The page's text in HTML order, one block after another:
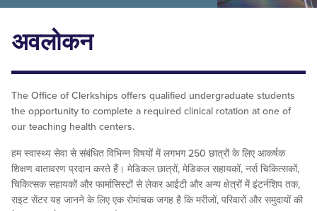
अवलोकन
The Office of Clerkships offers qualified undergraduate students
the opportunity to complete a required clinical rotation at one of
our teaching health centers.
हम स्वास्थ्य सेवा से संबंधित विभिन्न विषयों में लगभग 250 छात्रों के लिए आकर्षक
शिक्षण वातावरण प्रदान करते हैं। मेडिकल छात्रों, मेडिकल सहायकों, नर्स चिकित्सकों,
चिकित्सक सहायकों और फार्मासिस्टों से लेकर आईटी और अन्य क्षेत्रों में इंटर्नशिप तक,
राइट सेंटर यह जानने के लिए एक रोमांचक जगह है कि मरीजों, परिवारों और समुदायों की